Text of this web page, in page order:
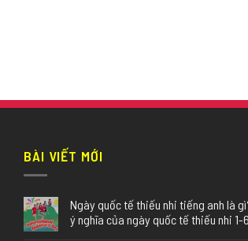
BÀI VIẾT MỚI
Ngày quốc tế thiếu nhi tiếng anh là
ý nghĩa của ngày quốc tế thiếu nhi 1-6